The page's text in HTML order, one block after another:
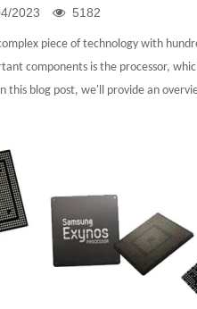
2023 5182
piece of technology with
components is the processor,
this blog post, we'll provide an